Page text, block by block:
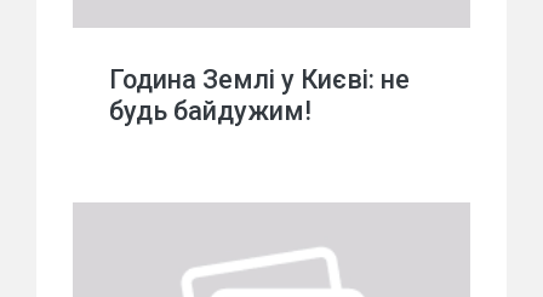
Година Землі у Києві: не
будь байдужим!